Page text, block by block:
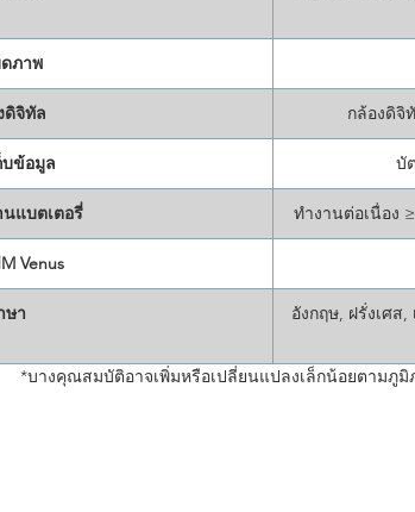
ภาพ
ดิจิทัล กล้องดิจิ
บข้อมูล บั
นแบตเตอรี่ ทำงานต่อเนื่อง
Venus
ษา
อังกฤษ, ฝรั่งเศส
*บางคุณสมบัติอาจเพิ่มหรือเปลี่ยนแปลงเล็กน้อยตามภูมิ